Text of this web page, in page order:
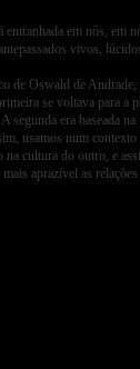
em nós, em
vivos,
de Oswald de Andrade,
se voltava para a
segunda era baseada
usamos num
cultura do outro, e
aprazível as